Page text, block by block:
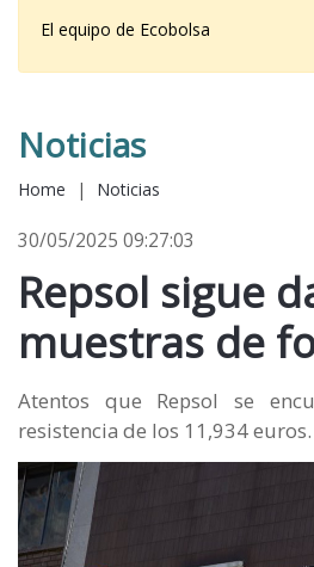
El equipo de Ecobolsa
Noticias
Home | Noticias
30/05/2025 09:27:03
Repsol sigue
muestras de
Atentos que Repsol se
resistencia de los 11,934 euros.